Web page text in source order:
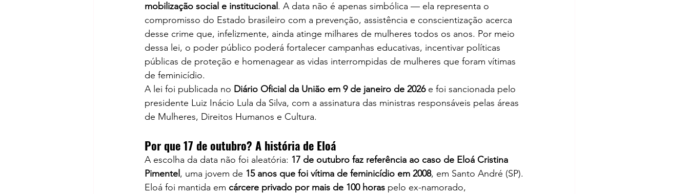
mobilização social e institucional . A data não é apenas simbólica — ela representa o
compromisso do Estado brasileiro com a prevenção, assistência e conscientização acerca
desse crime que, infelizmente, ainda atinge milhares de mulheres todos os anos. Por meio
dessa lei, o poder público poderá fortalecer campanhas educativas, incentivar políticas
públicas de proteção e homenagear as vidas interrompidas de mulheres que foram vítimas
de feminicídio.
A lei foi publicada no Diário Oficial da União em 9 de janeiro de 2026 e foi sancionada pelo
presidente Luiz Inácio Lula da Silva, com a assinatura das ministras responsáveis pelas áreas
de Mulheres, Direitos Humanos e Cultura.
Por que 17 de outubro? A história de Eloá
A escolha da data não foi aleatória: 17 de outubro faz referência ao caso de Eloá Cristina
Pimentel , uma jovem de 15 anos que foi vítima de feminicídio em 2008, em Santo André (SP).
Eloá foi mantida em cárcere privado por mais de 100 horas pelo ex-namorado,